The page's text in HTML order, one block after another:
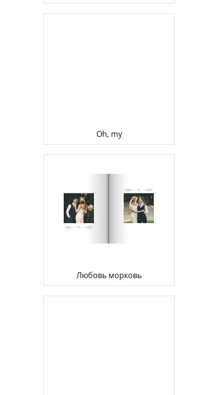
Oh, my
Любовь морковь